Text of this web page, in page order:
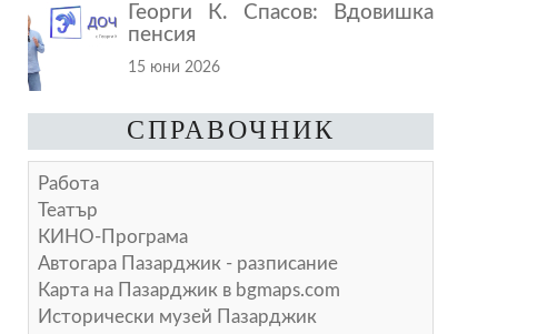
Георги К. Спасов: Вдовишка
пенсия
15 юни 2026
СПРАВОЧНИК
Работа
Театър
КИНО-Програма
Автогара Пазарджик - разписание
Карта на Пазарджик в bgmaps.com
Исторически музей Пазарджик